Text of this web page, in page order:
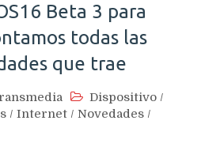
Beta 3 para
todas las
que trae
Dispositivo /
/ Internet / Novedades /